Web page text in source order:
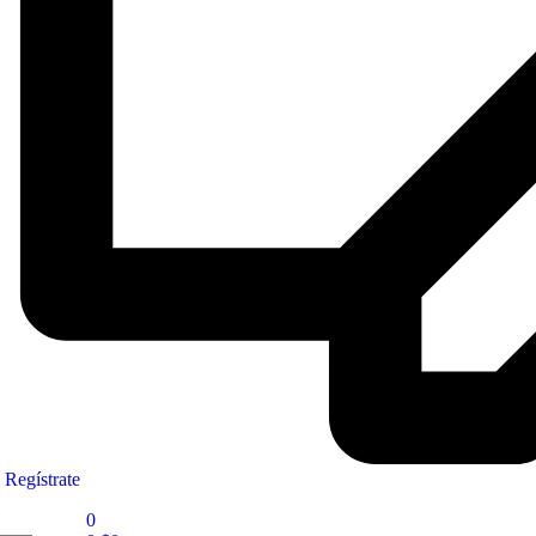
Regístrate
0